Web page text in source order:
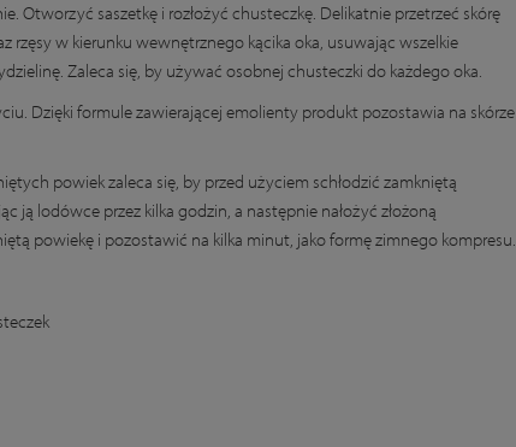
Otworzyć saszetkę i rozłożyć chusteczkę. Delikatnie przetrzeć skórę
rzęsy w kierunku wewnętrznego kącika oka, usuwając wszelkie
Zaleca się, by używać osobnej chusteczki do każdego oka.
Dzięki formule zawierającej emolienty produkt pozostawia na skórze
powiek zaleca się, by przed użyciem schłodzić zamkniętą
ją lodówce przez kilka godzin, a następnie nałożyć złożoną
powiekę i pozostawić na kilka minut, jako formę zimnego kompresu.